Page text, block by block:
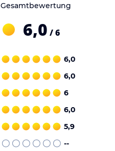
Gesamtbewertung
6,0 / 6
6,0
6,0
6
6,0
5,9
--